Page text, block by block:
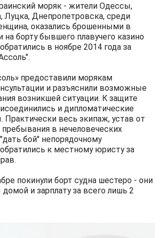
моряк - жители Одессы,
Луцка, Днепропетровска, среди
оказались брошенными в
на борту бывшего плавучего казино
в ноябре 2014 года за
предоставили морякам
и разъяснили возможные
возникшей ситуации. К защите
и дипломатические
весь экипаж, устав от
в нечеловеческих
бой" непорядочному
к местному юристу за
покинули борт судна шестеро - они
домой и зарплату за всего лишь 2